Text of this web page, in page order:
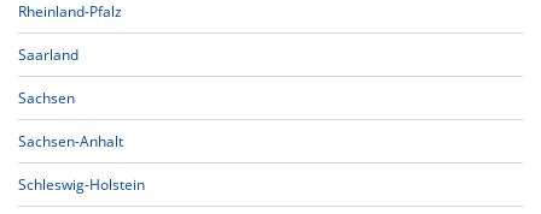
Rheinland-Pfalz
Saarland
Sachsen
Sachsen-Anhalt
Schleswig-Holstein